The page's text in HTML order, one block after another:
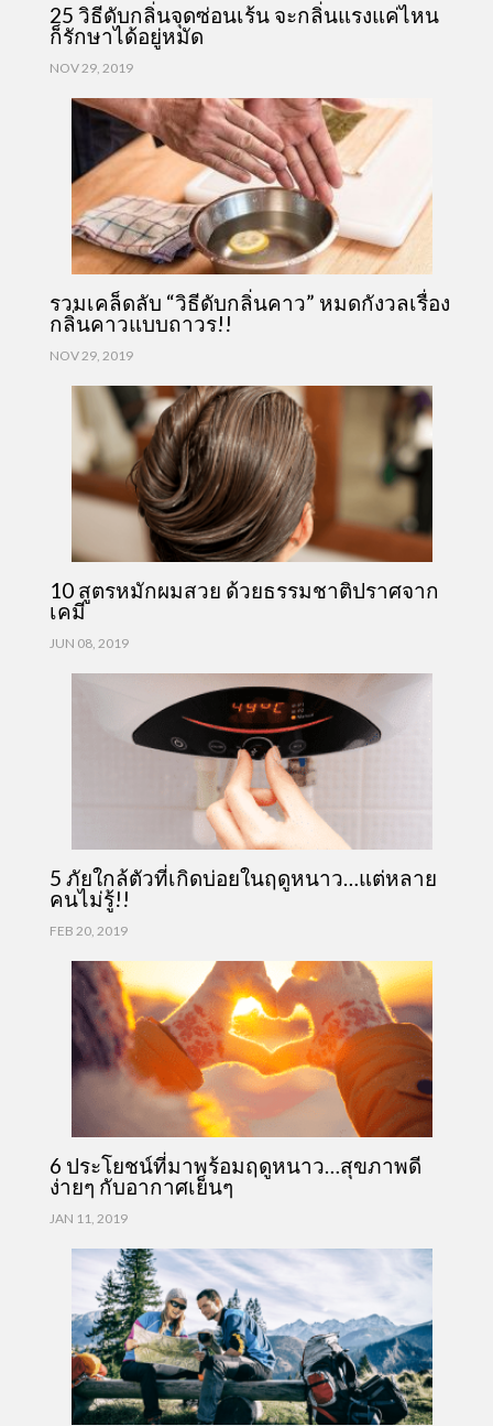
25 วิธีดับกลิ่นจุดซ่อนเร้น จะกลิ่นแรงแค่ไหน
ก็รักษาได้อยู่หมัด
NOV 29, 2019
รวมเคล็ดลับ “วิธีดับกลิ่นคาว” หมดกังวลเรื่อง
กลิ่นคาวแบบถาวร!!
NOV 29, 2019
10 สูตรหมักผมสวย ด้วยธรรมชาติปราศจาก
เคมี
JUN 08, 2019
5 ภัยใกล้ตัวที่เกิดบ่อยในฤดูหนาว…แต่หลาย
คนไม่รู้!!
FEB 20, 2019
6 ประโยชน์ที่มาพร้อมฤดูหนาว…สุขภาพดี
ง่ายๆ กับอากาศเย็นๆ
JAN 11, 2019